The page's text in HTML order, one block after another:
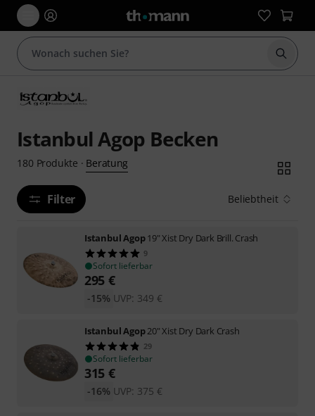
Suche
Istanbul Agop Becken
180 Produkte · Beratung
Filter Beliebtheit
Istanbul Agop19" Xist Dry Dark Brill. Crash
9
Sofort lieferbar
295 €
UVP: 349 €
-15%
Istanbul Agop20" Xist Dry Dark Crash
29
Sofort lieferbar
315 €
UVP: 375 €
-16%